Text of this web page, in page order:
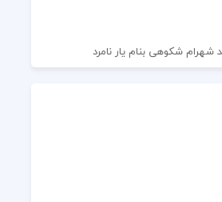
شهرام شکوهی بنام یار نامرد